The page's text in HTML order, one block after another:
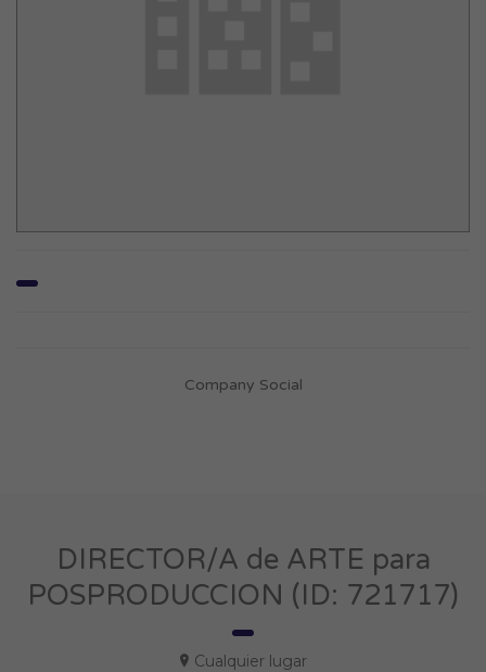
Company Social
DIRECTOR/A de ARTE para
POSPRODUCCION (ID: 721717)
Cualquier lugar